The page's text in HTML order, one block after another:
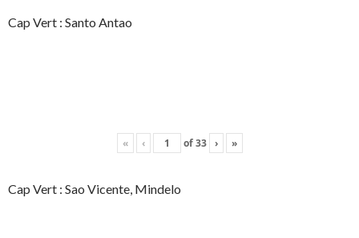
Cap Vert : Santo Antao
« ‹ of33 › »
Cap Vert : Sao Vicente, Mindelo